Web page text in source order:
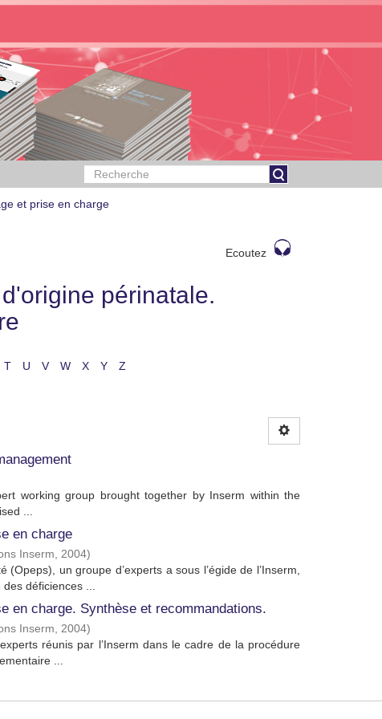
et prise en charge
Ecoutez
périnatale.
T U V W X Y Z
working group brought together by Inserm within the
...
en charge
Inserm, 2004)
un groupe d’experts a sous l’égide de l’Inserm,
déficiences ...
en charge. Synthèse et recommandations.
Inserm, 2004)
réunis par l’Inserm dans le cadre de la procédure
...